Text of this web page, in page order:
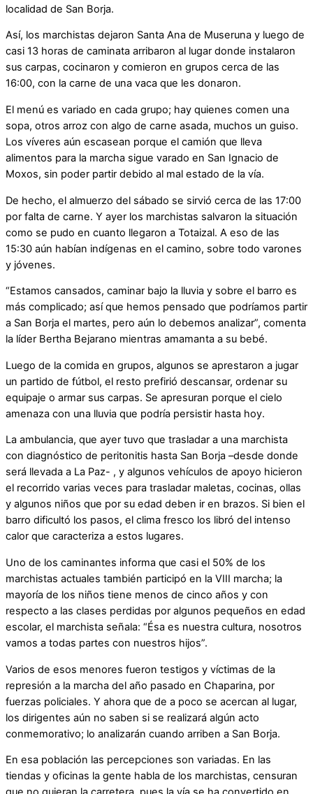
localidad de San Borja.
Así, los marchistas dejaron Santa Ana de Museruna y luego de
casi 13 horas de caminata arribaron al lugar donde instalaron
sus carpas, cocinaron y comieron en grupos cerca de las
16:00, con la carne de una vaca que les donaron.
El menú es variado en cada grupo; hay quienes comen una
sopa, otros arroz con algo de carne asada, muchos un guiso.
Los víveres aún escasean porque el camión que lleva
alimentos para la marcha sigue varado en San Ignacio de
Moxos, sin poder partir debido al mal estado de la vía.
De hecho, el almuerzo del sábado se sirvió cerca de las 17:00
por falta de carne. Y ayer los marchistas salvaron la situación
como se pudo en cuanto llegaron a Totaizal. A eso de las
15:30 aún habían indígenas en el camino, sobre todo varones
y jóvenes.
“Estamos cansados, caminar bajo la lluvia y sobre el barro es
más complicado; así que hemos pensado que podríamos partir
a San Borja el martes, pero aún lo debemos analizar”, comenta
la líder Bertha Bejarano mientras amamanta a su bebé.
Luego de la comida en grupos, algunos se aprestaron a jugar
un partido de fútbol, el resto prefirió descansar, ordenar su
equipaje o armar sus carpas. Se apresuran porque el cielo
amenaza con una lluvia que podría persistir hasta hoy.
La ambulancia, que ayer tuvo que trasladar a una marchista
con diagnóstico de peritonitis hasta San Borja –desde donde
será llevada a La Paz- , y algunos vehículos de apoyo hicieron
el recorrido varias veces para trasladar maletas, cocinas, ollas
y algunos niños que por su edad deben ir en brazos. Si bien el
barro dificultó los pasos, el clima fresco los libró del intenso
calor que caracteriza a estos lugares.
Uno de los caminantes informa que casi el 50% de los
marchistas actuales también participó en la VIII marcha; la
mayoría de los niños tiene menos de cinco años y con
respecto a las clases perdidas por algunos pequeños en edad
escolar, el marchista señala: “Ésa es nuestra cultura, nosotros
vamos a todas partes con nuestros hijos”.
Varios de esos menores fueron testigos y víctimas de la
represión a la marcha del año pasado en Chaparina, por
fuerzas policiales. Y ahora que de a poco se acercan al lugar,
los dirigentes aún no saben si se realizará algún acto
conmemorativo; lo analizarán cuando arriben a San Borja.
En esa población las percepciones son variadas. En las
tiendas y oficinas la gente habla de los marchistas, censuran